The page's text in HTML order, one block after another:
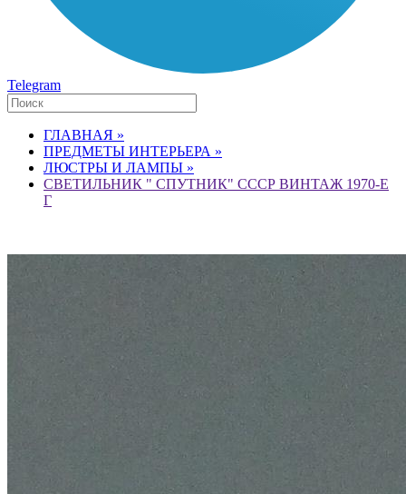
Telegram
ГЛАВНАЯ »
ПРЕДМЕТЫ ИНТЕРЬЕРА »
ЛЮСТРЫ И ЛАМПЫ »
СВЕТИЛЬНИК " СПУТНИК" СССР ВИНТАЖ 1970-Е
Г